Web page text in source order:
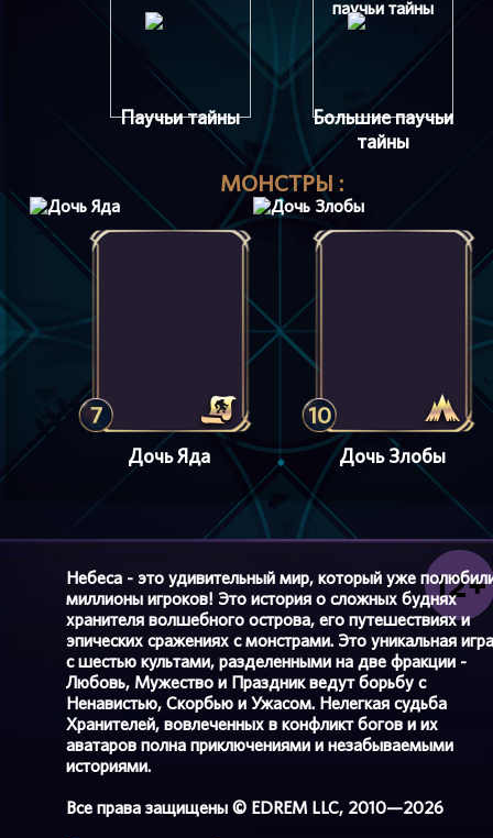
Паучьи тайны
Большие паучьи
тайны
МОНСТРЫ :
7
Дочь Яда
10
Дочь Злобы
Небеса - это удивительный мир, который уже
миллионы игроков! Это история о сложных буднях
хранителя волшебного острова, его путешествиях и
эпических сражениях с монстрами. Это уникальная игра
с шестью культами, разделенными на две фракции -
Любовь, Мужество и Праздник ведут борьбу с
Ненавистью, Скорбью и Ужасом. Нелегкая судьба
Хранителей, вовлеченных в конфликт богов и их
аватаров полна приключениями и незабываемыми
историями.
Все права защищены © EDREM LLC, 2010—2026